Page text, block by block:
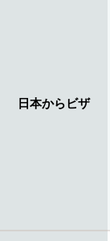
日本からビザ